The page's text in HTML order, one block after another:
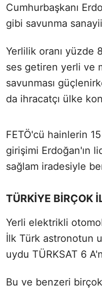
Cumhurbaşkanı
gibi savunma
Yerlilik oranı yüzde
ses getiren yerli ve
savunması
da ihracatçı ülke
FETÖ'cü hainlerin
girişimi Erdoğan'ın
sağlam iradesiyle
TÜRKİYE BİRÇOK
Yerli elektrikli
İlk Türk astronotun
uydu TÜRKSAT 6
Bu ve benzeri